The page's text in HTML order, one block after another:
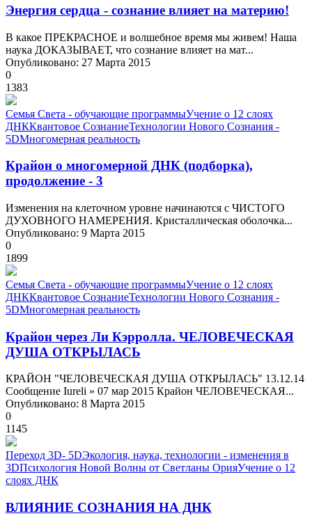
Энергия сердца - сознание влияет на материю!
В какое ПРЕКРАСНОЕ и волшебное время мы живем! Наша
наука ДОКАЗЫВАЕТ, что сознание влияет на мат...
Опубликовано: 27 Марта 2015
0
1383
Семья Света - обучающие программыУчение о 12 слоях
ДНККвантовое СознаниеТехнологии Нового Сознания -
5DМногомерная реальность
Крайон о многомерной ДНК (подборка),
продолжение - 3
Изменения на клеточном уровне начинаются с ЧИСТОГО
ДУХОВНОГО НАМЕРЕНИЯ. Кристаллическая оболочка...
Опубликовано: 9 Марта 2015
0
1899
Семья Света - обучающие программыУчение о 12 слоях
ДНККвантовое СознаниеТехнологии Нового Сознания -
5DМногомерная реальность
Крайон через Ли Кэрролла. ЧЕЛОВЕЧЕСКАЯ
ДУША ОТКРЫЛАСЬ
КРАЙОН "ЧЕЛОВЕЧЕСКАЯ ДУША ОТКРЫЛАСЬ" 13.12.14
Сообщение Iureli » 07 мар 2015 Крайон ЧЕЛОВЕЧЕСКАЯ...
Опубликовано: 8 Марта 2015
0
1145
Переход 3D- 5DЭкология, наука, технологии - изменения в
3DПсихология Новой Волны от Светланы ОрияУчение о 12
слоях ДНК
ВЛИЯНИЕ СОЗНАНИЯ НА ДНК